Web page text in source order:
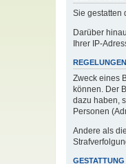
Sie gestatten
Darüber
Ihrer IP-
Zweck eines
können. Der
dazu haben,
Personen
Andere als